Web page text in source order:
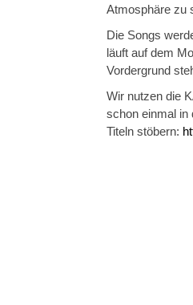
Atmosphäre zu
Die Songs
läuft auf dem
Vordergrund
Wir nutzen die
schon einmal in
Titeln stöbern: